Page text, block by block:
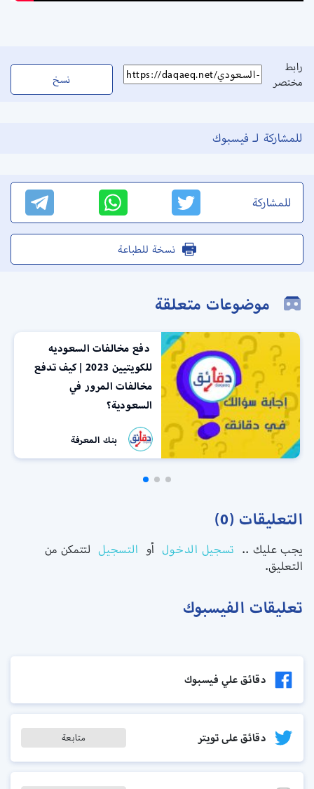
رابط
مختصر
نسخ
للمشاركة لـ فيسبوك
للمشاركة
نسخة للطباعة
موضوعات متعلقة
دفع مخالفات السعوديه
للكويتيين 2023 | كيف تدفع
مخالفات المرور في
السعودية؟
بنك المعرفة
التعليقات (0)
يجب عليك .. تسجيل الدخول أو التسجيل لتتمكن من
التعليق.
تعليقات الفيسبوك
دقائق علي فيسبوك
دقائق على تويتر متابعة